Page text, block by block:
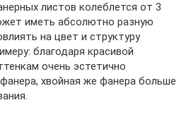
листов колеблется от 3
иметь абсолютно разную
на цвет и структуру
благодаря красивой
очень эстетично
хвойная же фанера больше